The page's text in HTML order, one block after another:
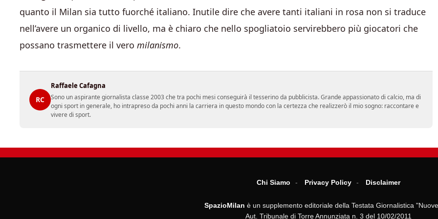
quanto il Milan sia tutto fuorché italiano. Inutile dire che avere tanti italiani in rosa non si traduce
nell’avere un organico di livello, ma è chiaro che nello spogliatoio servirebbero più giocatori che
possano trasmettere il vero milanismo.
RC
Raffaele Cafagna
Sono un aspirante giornalista classe 2003 che tra pochi mesi conseguirà il tesserino da pubblicista. Grande appassionato di calcio, ma di
ogni sport in generale, ho intrapreso da pochi anni la carriera in questo mondo con la certezza che realizzerò il mio sogno: raccontare e
vivere di sport.
Chi Siamo Privacy Policy Disclaimer
SpazioMilan è un supplemento editoriale della Testata Giornalistica
Aut. Tribunale di Torre Annunziata n. 3 del 10/02/2011